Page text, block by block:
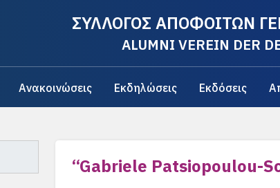
ΣΥΛΛΟΓΟΣ ΑΠΟΦΟΙΤΩΝ
ALUMNI VEREIN DER
Ανακοινώσεις Εκδηλώσεις Εκδόσεις
“Gabriele Patsiopoulou-